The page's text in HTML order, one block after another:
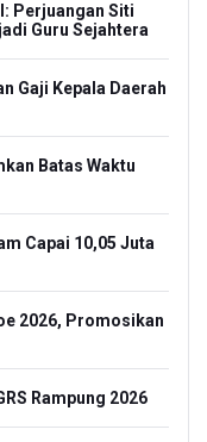
Perjuangan Siti
Guru Sejahtera
Gaji Kepala Daerah
Batas Waktu
Capai 10,05 Juta
2026, Promosikan
Rampung 2026